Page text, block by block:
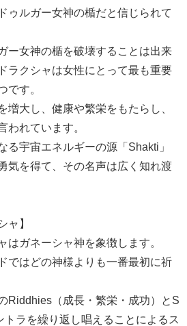
ゥルガー女神の楯だと信じられて
ー女神の楯を破壊することは出来
ラクシャは女性にとって最も重要
です。
増大し、健康や繁栄をもたらし、
われています。
る宇宙エネルギーの源「Shakti」
気を得て、その名声は広く知れ渡
ャ】
はガネーシャ神を象徴します。
ではどの神様よりも一番最初に祈
Riddhies（成長・繁栄・成功）とS
ラを繰り返し唱えることによるス